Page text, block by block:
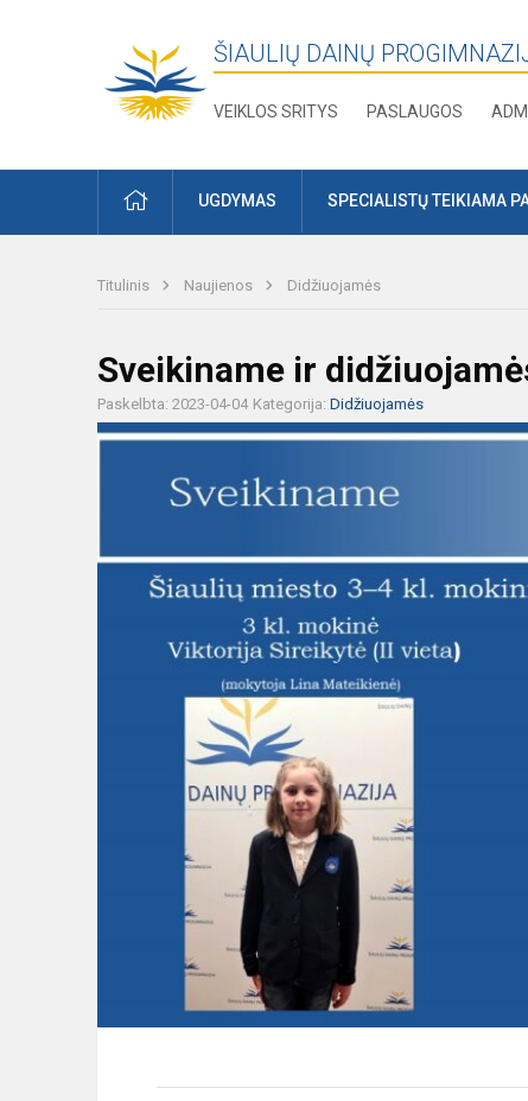
ŠIAULIŲ DAINŲ
VEIKLOS SRITYS PASLAUGOS
PRADŽIAUGDYMAS SPECIALISTŲ TEIKIAMA
Titulinis Naujienos Didžiuojamės
Sveikiname ir
Paskelbta: 2023-04-04 Kategorija: Didžiuojamės